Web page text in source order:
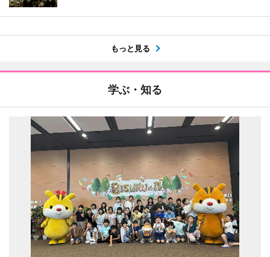
もっと見る
学ぶ・知る